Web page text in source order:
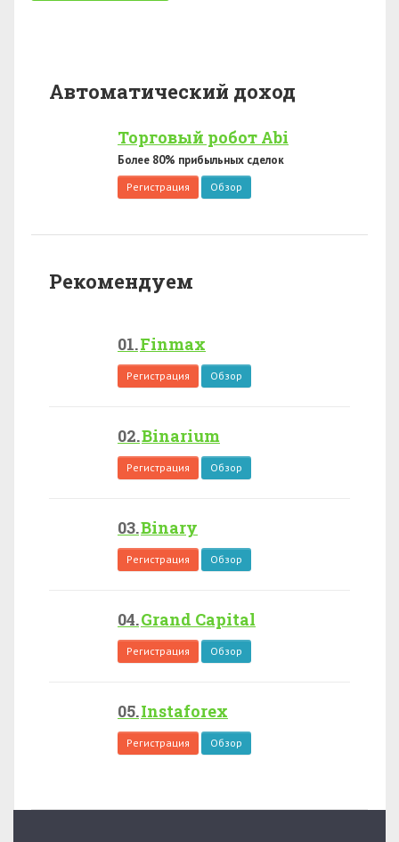
Автоматический доход
Торговый робот Abi
Более 80% прибыльных сделок
Регистрация Обзор
Рекомендуем
Finmax
Регистрация Обзор
Binarium
Регистрация Обзор
Binary
Регистрация Обзор
Grand Capital
Регистрация Обзор
Instaforex
Регистрация Обзор